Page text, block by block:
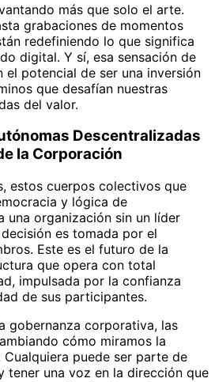
más que solo el arte.
grabaciones de momentos
redefiniendo lo que significa
digital. Y sí, esa sensación de
el potencial de ser una inversión
que desafían nuestras
del valor.
Descentralizadas
la Corporación
estos cuerpos colectivos que
y lógica de
una organización sin un líder
es tomada por el
Este es el futuro de la
que opera con total
impulsada por la confianza
de sus participantes.
gobernanza corporativa, las
cómo miramos la
puede ser parte de
tener una voz en la dirección que